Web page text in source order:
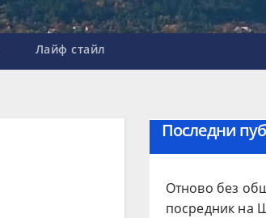
Лайф стайл
Последни
Отново без
посредник на